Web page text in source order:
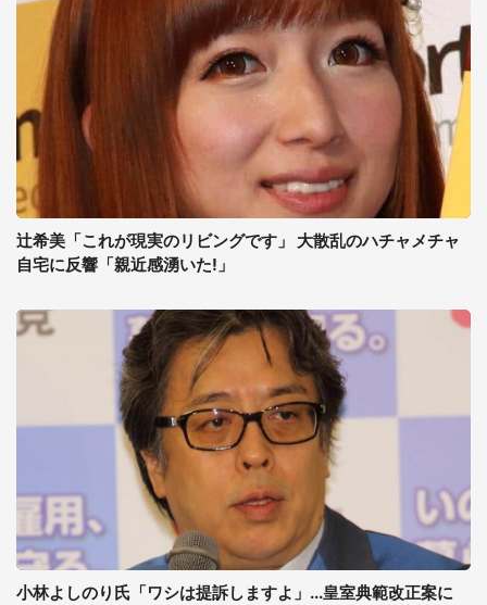
辻希美「これが現実のリビングです」 大散乱のハチャメチャ
自宅に反響「親近感湧いた!」
小林よしのり氏「ワシは提訴しますよ」...皇室典範改正案に